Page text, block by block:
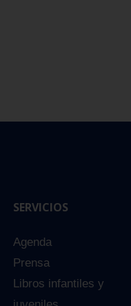
SERVICIOS
Agenda
Prensa
Libros infantiles y